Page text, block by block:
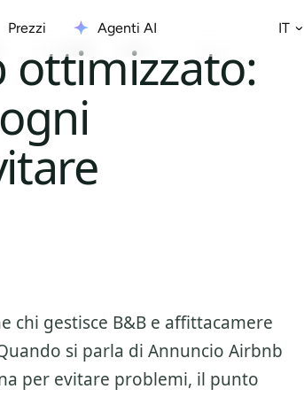
Prezzi Agenti AI IT
ottimizzato:
chi gestisce B&B e affittacamere
si parla di Annuncio Airbnb
per evitare problemi, il punto